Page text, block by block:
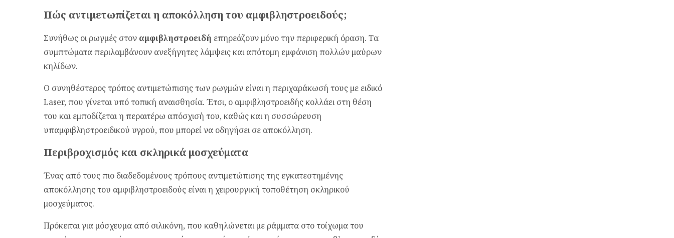
Πώς αντιμετωπίζεται η αποκόλληση του αμφιβληστροειδούς;
Συνήθως οι ρωγμές στον αμφιβληστροειδή επηρεάζουν μόνο την περιφερική όραση. Τα
συμπτώματα περιλαμβάνουν ανεξήγητες λάμψεις και απότομη εμφάνιση πολλών μαύρων
κηλίδων.
Ο συνηθέστερος τρόπος αντιμετώπισης των ρωγμών είναι η περιχαράκωσή τους με ειδικό
Laser, που γίνεται υπό τοπική αναισθησία. Έτσι, ο αμφιβληστροειδής κολλάει στη θέση
του και εμποδίζεται η περαιτέρω απόσχισή του, καθώς και η συσσώρευση
υπαμφιβληστροειδικού υγρού, που μπορεί να οδηγήσει σε αποκόλληση.
Περιβροχισμός και σκληρικά μοσχεύματα
Ένας από τους πιο διαδεδομένους τρόπους αντιμετώπισης της εγκατεστημένης
αποκόλλησης του αμφιβληστροειδούς είναι η χειρουργική τοποθέτηση σκληρικού
μοσχεύματος.
Πρόκειται για μόσχευμα από σιλικόνη, που καθηλώνεται με ράμματα στο τοίχωμα του